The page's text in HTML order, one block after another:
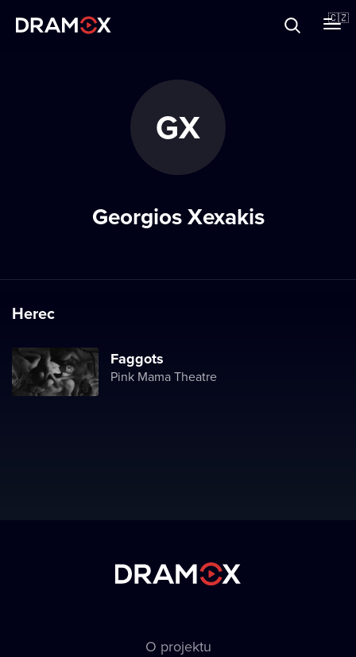
🇨🇿
GX
Georgios Xexakis
Herec
Faggots
Pink Mama Theatre
O projektu